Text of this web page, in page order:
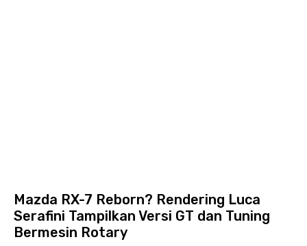
Mazda RX-7 Reborn? Rendering Luca
Serafini Tampilkan Versi GT dan Tuning
Bermesin Rotary